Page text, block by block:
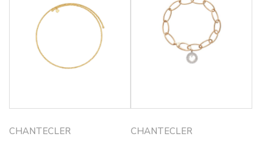
CHANTECLER CHANTECLER